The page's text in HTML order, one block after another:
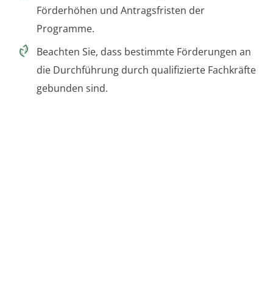
Förderhöhen und Antragsfristen der
Programme.
Beachten Sie, dass bestimmte Förderungen an
die Durchführung durch qualifizierte Fachkräfte
gebunden sind.